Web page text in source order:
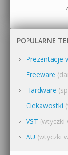
POPULARNE
Prezentacje
Freeware
Hardware
Ciekawostki
VST (wtyczki
AU (wtyczki